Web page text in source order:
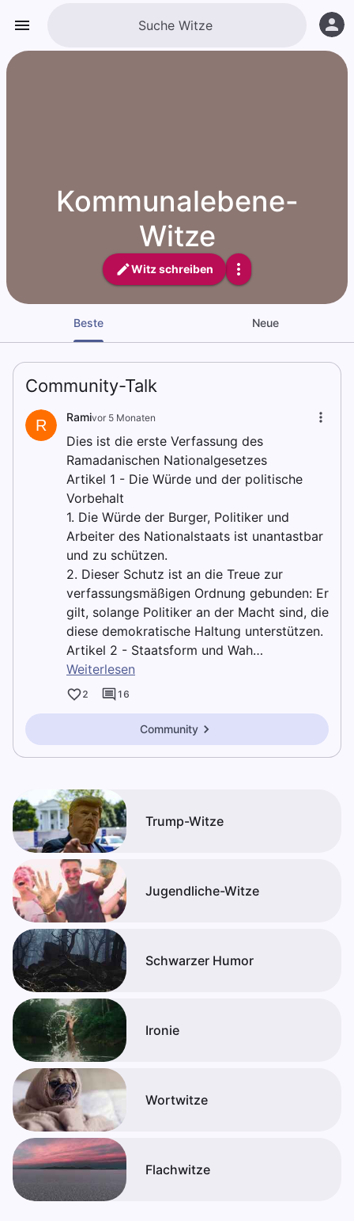
Kommunalebene-
Witze
Witz schreiben
Beste Neue
Community-Talk
R Ramivor 5 Monaten
Dies ist die erste Verfassung des
Ramadanischen Nationalgesetzes
Artikel 1 - Die Würde und der politische
Vorbehalt
1. Die Würde der Burger, Politiker und
Arbeiter des Nationalstaats ist unantastbar
und zu schützen.
2. Dieser Schutz ist an die Treue zur
verfassungsmäßigen Ordnung gebunden: Er
gilt, solange Politiker an der Macht sind, die
diese demokratische Haltung unterstützen.
Artikel 2 - Staatsform und Wah…
Weiterlesen
2 16
Community
Trump-Witze
Jugendliche-Witze
Schwarzer Humor
Ironie
Wortwitze
Flachwitze